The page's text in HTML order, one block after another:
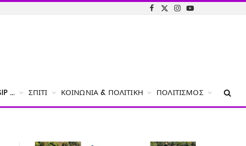
Facebook
X
Instagram
YouTube
… ΣΠΊΤΙ ΚΟΙΝΩΝΊΑ & ΠΟΛΙΤΙΚΉ ΠΟΛΙΤΙΣΜΌΣ